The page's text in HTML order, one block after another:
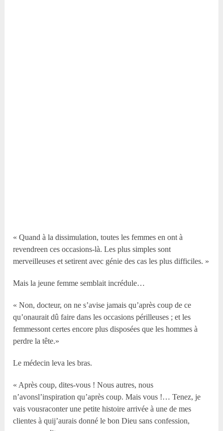
« Quand à la dissimulation, toutes les femmes en ont à
revendreen ces occasions-là. Les plus simples sont
merveilleuses et setirent avec génie des cas les plus difficiles. »
Mais la jeune femme semblait incrédule…
« Non, docteur, on ne s’avise jamais qu’après coup de ce
qu’onaurait dû faire dans les occasions périlleuses ; et les
femmessont certes encore plus disposées que les hommes à
perdre la tête.»
Le médecin leva les bras.
« Après coup, dites-vous ! Nous autres, nous
n’avonsl’inspiration qu’après coup. Mais vous !… Tenez, je
vais vousraconter une petite histoire arrivée à une de mes
clientes à quij’aurais donné le bon Dieu sans confession,